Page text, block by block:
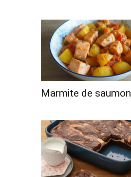
Marmite de saumon